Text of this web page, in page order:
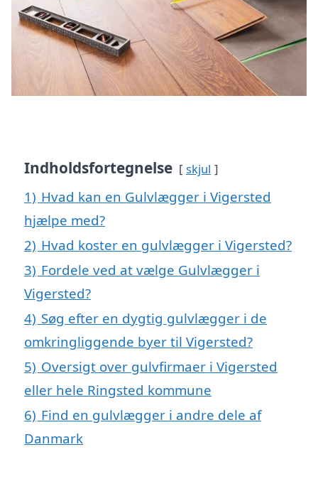
Indholdsfortegnelse skjul
1) Hvad kan en Gulvlægger i Vigersted
hjælpe med?
2) Hvad koster en gulvlægger i Vigersted?
3) Fordele ved at vælge Gulvlægger i
Vigersted?
4) Søg efter en dygtig gulvlægger i de
omkringliggende byer til Vigersted?
5) Oversigt over gulvfirmaer i Vigersted
eller hele Ringsted kommune
6) Find en gulvlægger i andre dele af
Danmark